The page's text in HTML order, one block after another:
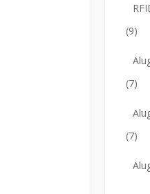
(9)
(7)
(7)